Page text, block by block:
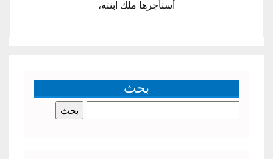
أستأجرها ملك ابنته،
بحث
عن: